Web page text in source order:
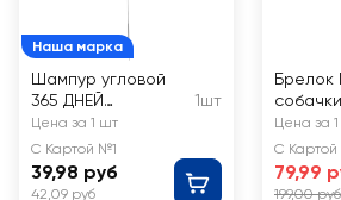
Наша марка
Шампур угловой
365 ДНЕЙ
600x10x0,7мм, Арт.
182535
1шт
Цена за 1 шт
С Картой №1
39,98 руб
42,09 руб
Брелок
Цена за
С Картой
79,99
199,00 руб